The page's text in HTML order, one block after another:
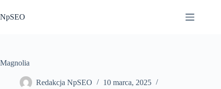
do
treści
NpSEO
Magnolia
Redakcja NpSEO
10 marca, 2025